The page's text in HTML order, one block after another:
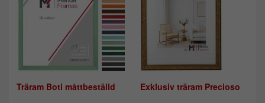
Träram Boti måttbeställd Exklusiv träram Precioso